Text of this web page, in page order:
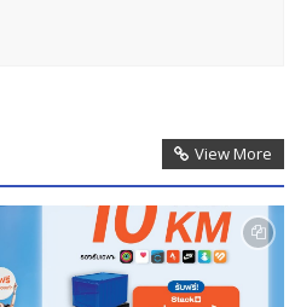
View More